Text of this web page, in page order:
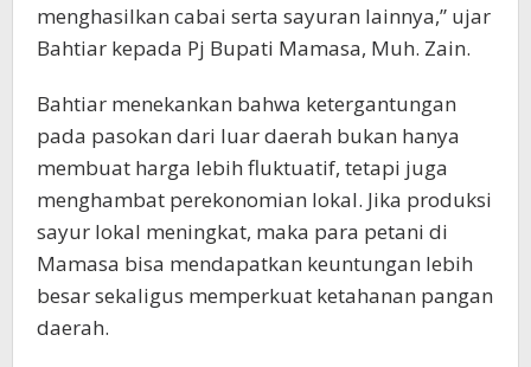
menghasilkan cabai serta sayuran lainnya,” ujar
Bahtiar kepada Pj Bupati Mamasa, Muh. Zain.
Bahtiar menekankan bahwa ketergantungan
pada pasokan dari luar daerah bukan hanya
membuat harga lebih fluktuatif, tetapi juga
menghambat perekonomian lokal. Jika produksi
sayur lokal meningkat, maka para petani di
Mamasa bisa mendapatkan keuntungan lebih
besar sekaligus memperkuat ketahanan pangan
daerah.